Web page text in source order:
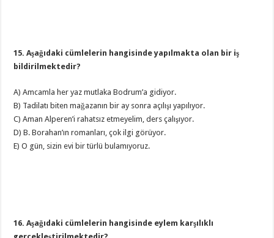
15. Aşağıdaki cümlelerin hangisinde yapılmakta olan bir iş
bildirilmektedir?
A) Amcamla her yaz mutlaka Bodrum’a gidiyor.
B) Tadilatı biten mağazanın bir ay sonra açılışı yapılıyor.
C) Aman Alperen’i rahatsız etmeyelim, ders çalışıyor.
D) B. Borahan’ın romanları, çok ilgi görüyor.
E) O gün, sizin evi bir türlü bulamıyoruz.
16. Aşağıdaki cümlelerin hangisinde eylem karşılıklı